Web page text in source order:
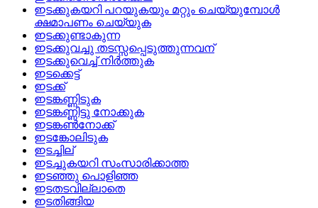
ഇടക്കുകയറി പറയുകയും മറ്റും ചെയ്യുമ്പോള്‍
ക്ഷമാപണം ചെയ്യുക
ഇടക്കുണ്ടാകുന്ന
ഇടക്കുവച്ചു തടസ്സപ്പെടുത്തുന്നവന്
ഇടക്കുവെച്ച്‌ നിര്‍ത്തുക
ഇടക്കെട്ട്
ഇടക്ക്
ഇടങ്കണ്ണിടുക
ഇടങ്കണ്ണിട്ടു നോക്കുക
ഇടങ്കണ്‍നോക്ക്
ഇടങ്കോലിടുക
ഇടച്ചില്
ഇടച്ചുകയറി സംസാരിക്കാത്ത
ഇടഞ്ഞു പൊളിഞ്ഞ
ഇടതടവില്ലാതെ
ഇടതിങ്ങിയ